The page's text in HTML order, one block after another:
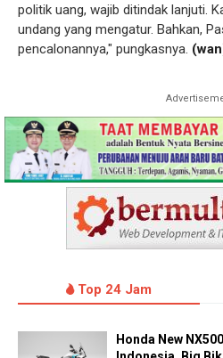
politik uang, wajib ditindak lanjuti.
undang yang mengatur. Bahkan,
pencalonannya," pungkasnya.
Top 24 Jam
Honda New